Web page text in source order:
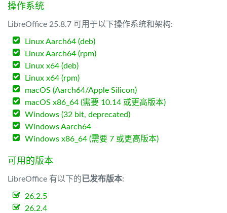
操作系统
LibreOffice 25.8.7 可用于以下操作系统和架构:
Linux Aarch64 (deb)
Linux Aarch64 (rpm)
Linux x64 (deb)
Linux x64 (rpm)
macOS (Aarch64/Apple Silicon)
macOS x86_64 (需要 10.14 或更高版本)
Windows (32 bit, deprecated)
Windows Aarch64
Windows x86_64 (需要 7 或更高版本)
可用的版本
LibreOffice 有以下的已发布版本:
26.2.5
26.2.4